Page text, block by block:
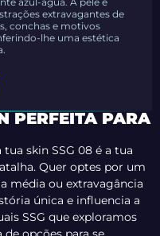
extravagantes de
conchas e motivos
lhe uma estética
PERFEITA PARA
skin SSG 08 é a tua
Quer optes por um
média ou extravagância
única e influencia a
SSG que exploramos